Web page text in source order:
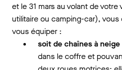
et le 31 mars au volant de
utilitaire ou camping-car),
vous équiper :
soit de chaînes à neige
dans le coffre et